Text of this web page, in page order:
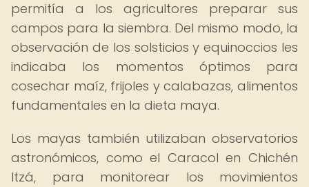
permitía a los agricultores preparar sus
campos para la siembra. Del mismo modo, la
observación de los solsticios y equinoccios les
indicaba los momentos óptimos para
cosechar maíz, frijoles y calabazas, alimentos
fundamentales en la dieta maya.
Los mayas también utilizaban observatorios
astronómicos, como el Caracol en Chichén
Itzá, para monitorear los movimientos